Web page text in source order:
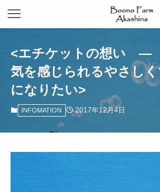
<エチケットの想い —
気を感じられるやさし
になりたい>
INFOMATION 2017年12月4日